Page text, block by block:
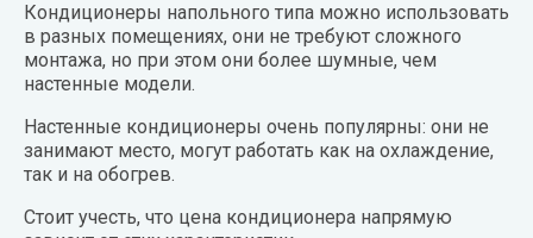
Кондиционеры напольного типа можно использовать
в разных помещениях, они не требуют сложного
монтажа, но при этом они более шумные, чем
настенные модели.
Настенные кондиционеры очень популярны: они не
занимают место, могут работать как на охлаждение,
так и на обогрев.
Стоит учесть, что цена кондиционера напрямую